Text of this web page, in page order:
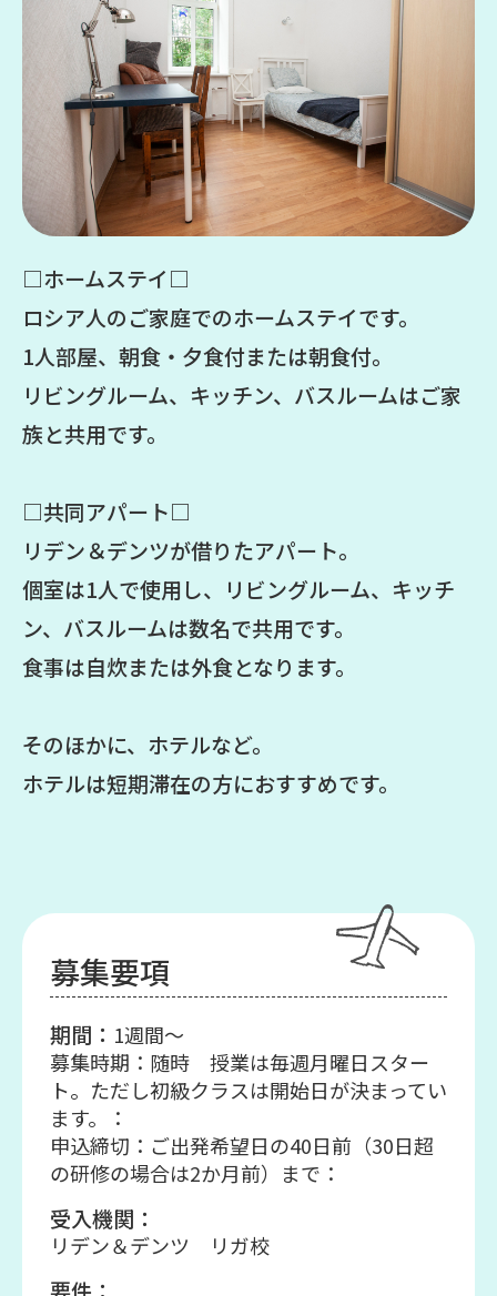
□ホームステイ□
ロシア人のご家庭でのホームステイです。
1人部屋、朝食・夕食付または朝食付。
リビングルーム、キッチン、バスルームはご家
族と共用です。
□共同アパート□
リデン＆デンツが借りたアパート。
個室は1人で使用し、リビングルーム、キッチ
ン、バスルームは数名で共用です。
食事は自炊または外食となります。
そのほかに、ホテルなど。
ホテルは短期滞在の方におすすめです。
募集要項
期間： 1週間～
募集時期：随時 授業は毎週月曜日スター
ト。ただし初級クラスは開始日が決まってい
ます。：
申込締切：ご出発希望日の40日前（30日超
の研修の場合は2か月前）まで：
受入機関：
リデン＆デンツ リガ校
要件：